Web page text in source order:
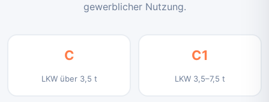
gewerblicher Nutzung.
C
LKW über 3,5 t
C1
LKW 3,5–7,5 t